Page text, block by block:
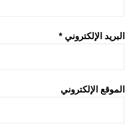
البريد الإلكتروني *
الموقع الإلكتروني